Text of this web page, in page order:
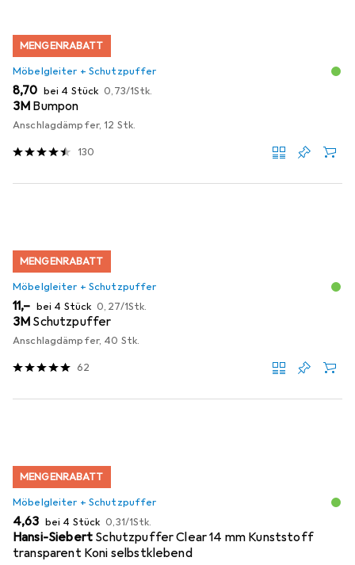
MENGENRABATT
Möbelgleiter + Schutzpuffer
EUR
8,70 bei 4 Stück EUR
0,73/1Stk.
3M Bumpon
Anschlagdämpfer, 12 Stk.
130
MENGENRABATT
Möbelgleiter + Schutzpuffer
EUR
11,– bei 4 Stück EUR
0,27/1Stk.
3M Schutzpuffer
Anschlagdämpfer, 40 Stk.
62
MENGENRABATT
Möbelgleiter + Schutzpuffer
EUR
4,63 bei 4 Stück EUR
0,31/1Stk.
Hansi-Siebert Schutzpuffer Clear 14 mm Kunststoff
transparent Koni selbstklebend